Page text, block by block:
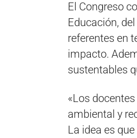
El Congreso
Educación,
referentes en
impacto.
sustentables
«Los
ambiental y
La idea es